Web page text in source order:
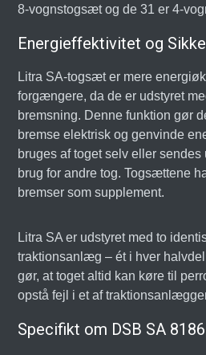
8-vognstogsæt og de 31 er 4-
Energieffektivitet og
Litra SA-togsæt er mere
forgængere, da de er udstyret
bremsning. Denne funktion gør
bremse elektrisk og genvinde
bruges af toget selv eller sendes
brug for andre tog. Togsættene
bremser som supplement.
Litra SA er udstyret med to
traktionsanlæg – ét i hver
gør, at toget altid kan køre til
opstå fejl i et af
Specifikt om DSB SA 8186